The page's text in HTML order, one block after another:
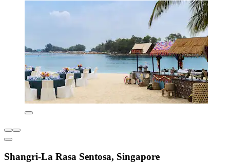
Shangri-La Rasa Sentosa, Singapore